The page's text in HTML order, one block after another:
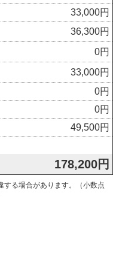
33,000円
36,300円
0円
33,000円
0円
0円
49,500円
178,200円
る場合があります。（小数点